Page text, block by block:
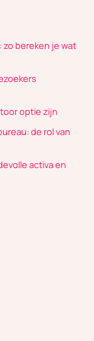
bereken je wat
optie zijn
de rol van
activa en